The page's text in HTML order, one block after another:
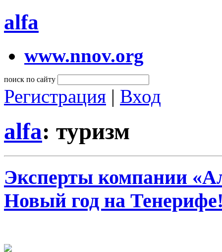
alfa
www.nnov.org
поиск по сайту
Регистрация | Вход
alfa: туризм
Эксперты компании
Новый год на